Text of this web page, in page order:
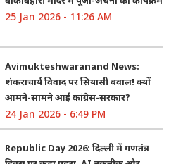
25 Jan 2026 - 11:26 AM
Avimukteshwaranand News:
शंकराचार्य विवाद पर सियासी बवाल! क्यों
आमने-सामने आई कांग्रेस-सरकार?
24 Jan 2026 - 6:49 PM
Republic Day 2026: दिल्ली में गणतंत्र